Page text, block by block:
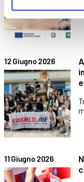
12 Giugno 2026
11 Giugno 2026